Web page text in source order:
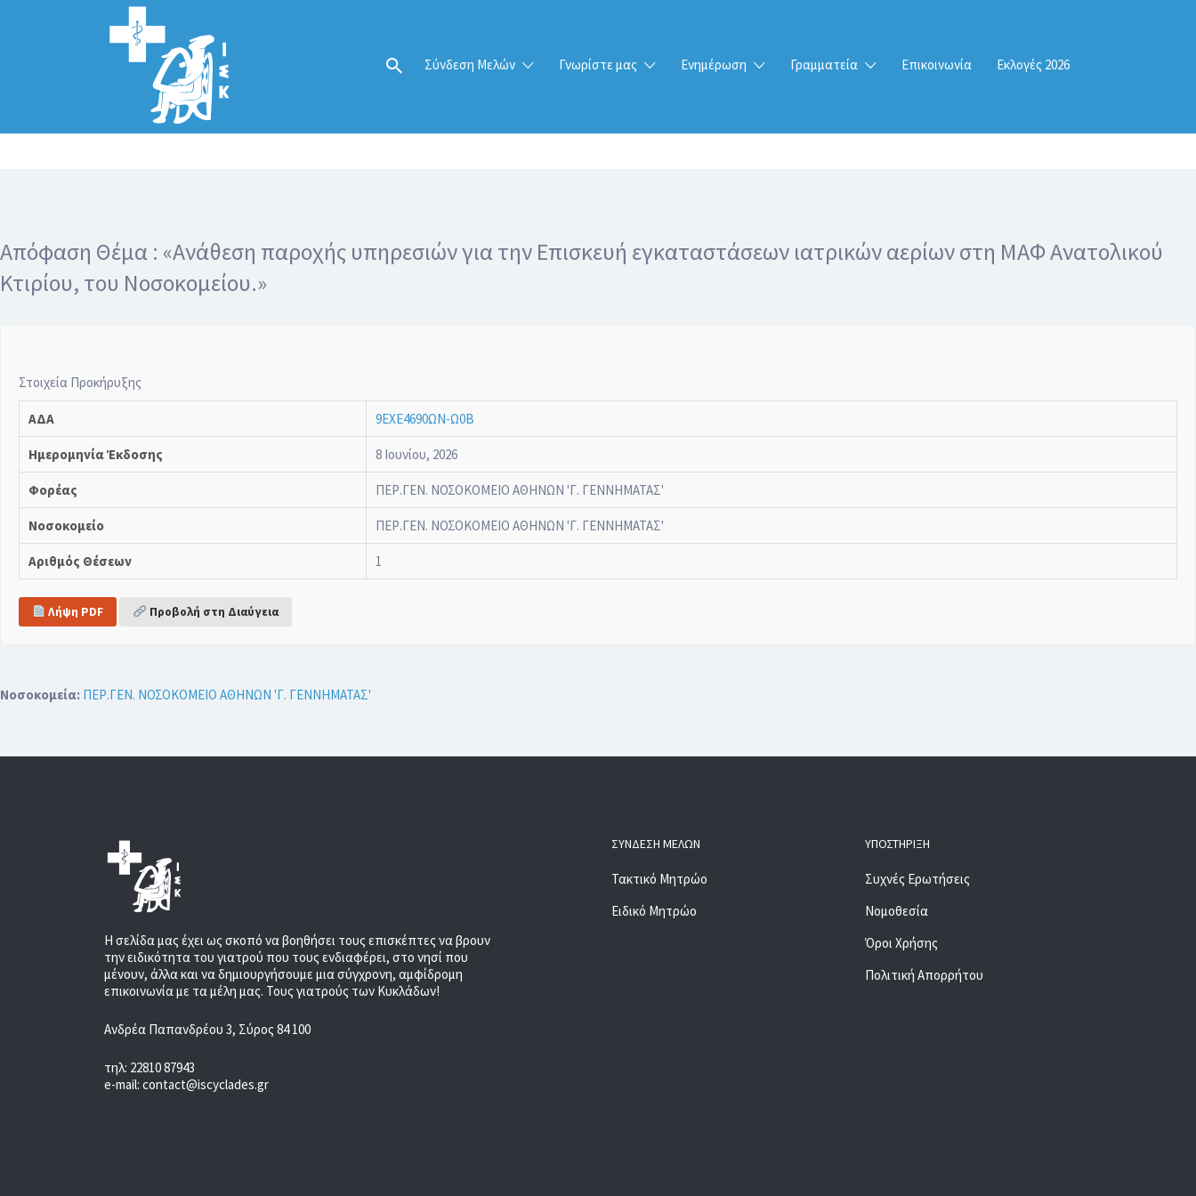
Σύνδεση Μελών Γνωρίστε μας Ενημέρωση Γραμματεία Επικοινωνία Εκλογές 2026
Αναζήτηση
για:
Απόφαση Θέμα : «Ανάθεση παροχής υπηρεσιών για την Επισκευή εγκαταστάσεων ιατρικών αερίων στη ΜΑΦ Ανατολικού
Κτιρίου, του Νοσοκομείου.»
Στοιχεία Προκήρυξης
ΑΔΑ 9ΕΧΕ4690ΩΝ-Ω0Β
Ημερομηνία Έκδοσης 8 Ιουνίου, 2026
Φορέας ΠΕΡ.ΓΕΝ. ΝΟΣΟΚΟΜΕΙΟ ΑΘΗΝΩΝ 'Γ. ΓΕΝΝΗΜΑΤΑΣ'
Νοσοκομείο ΠΕΡ.ΓΕΝ. ΝΟΣΟΚΟΜΕΙΟ ΑΘΗΝΩΝ 'Γ. ΓΕΝΝΗΜΑΤΑΣ'
Αριθμός Θέσεων 1
Λήψη PDF Προβολή στη Διαύγεια
Νοσοκομεία: ΠΕΡ.ΓΕΝ. ΝΟΣΟΚΟΜΕΙΟ ΑΘΗΝΩΝ 'Γ. ΓΕΝΝΗΜΑΤΑΣ'
Η σελίδα μας έχει ως σκοπό να βοηθήσει τους επισκέπτες να βρουν
την ειδικότητα του γιατρού που τους ενδιαφέρει, στο νησί που
μένουν, άλλα και να δημιουργήσουμε μια σύγχρονη, αμφίδρομη
επικοινωνία με τα μέλη μας. Τους γιατρούς των Κυκλάδων!
Ανδρέα Παπανδρέου 3, Σύρος 84 100
τηλ: 22810 87943
e-mail: contact@iscyclades.gr
ΣΎΝΔΕΣΗ ΜΕΛΏΝ
Τακτικό Μητρώο
Ειδικό Μητρώο
ΥΠΟΣΤΉΡΙΞΗ
Συχνές Ερωτήσεις
Νομοθεσία
Όροι Χρήσης
Πολιτική Απορρήτου